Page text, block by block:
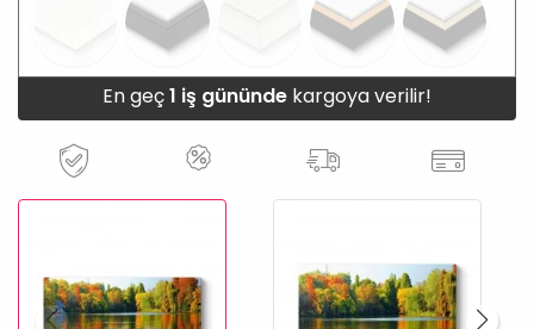
En geç1 iş gününde kargoya verilir!